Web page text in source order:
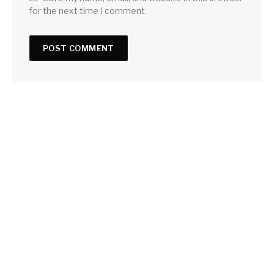
for the next time I comment.